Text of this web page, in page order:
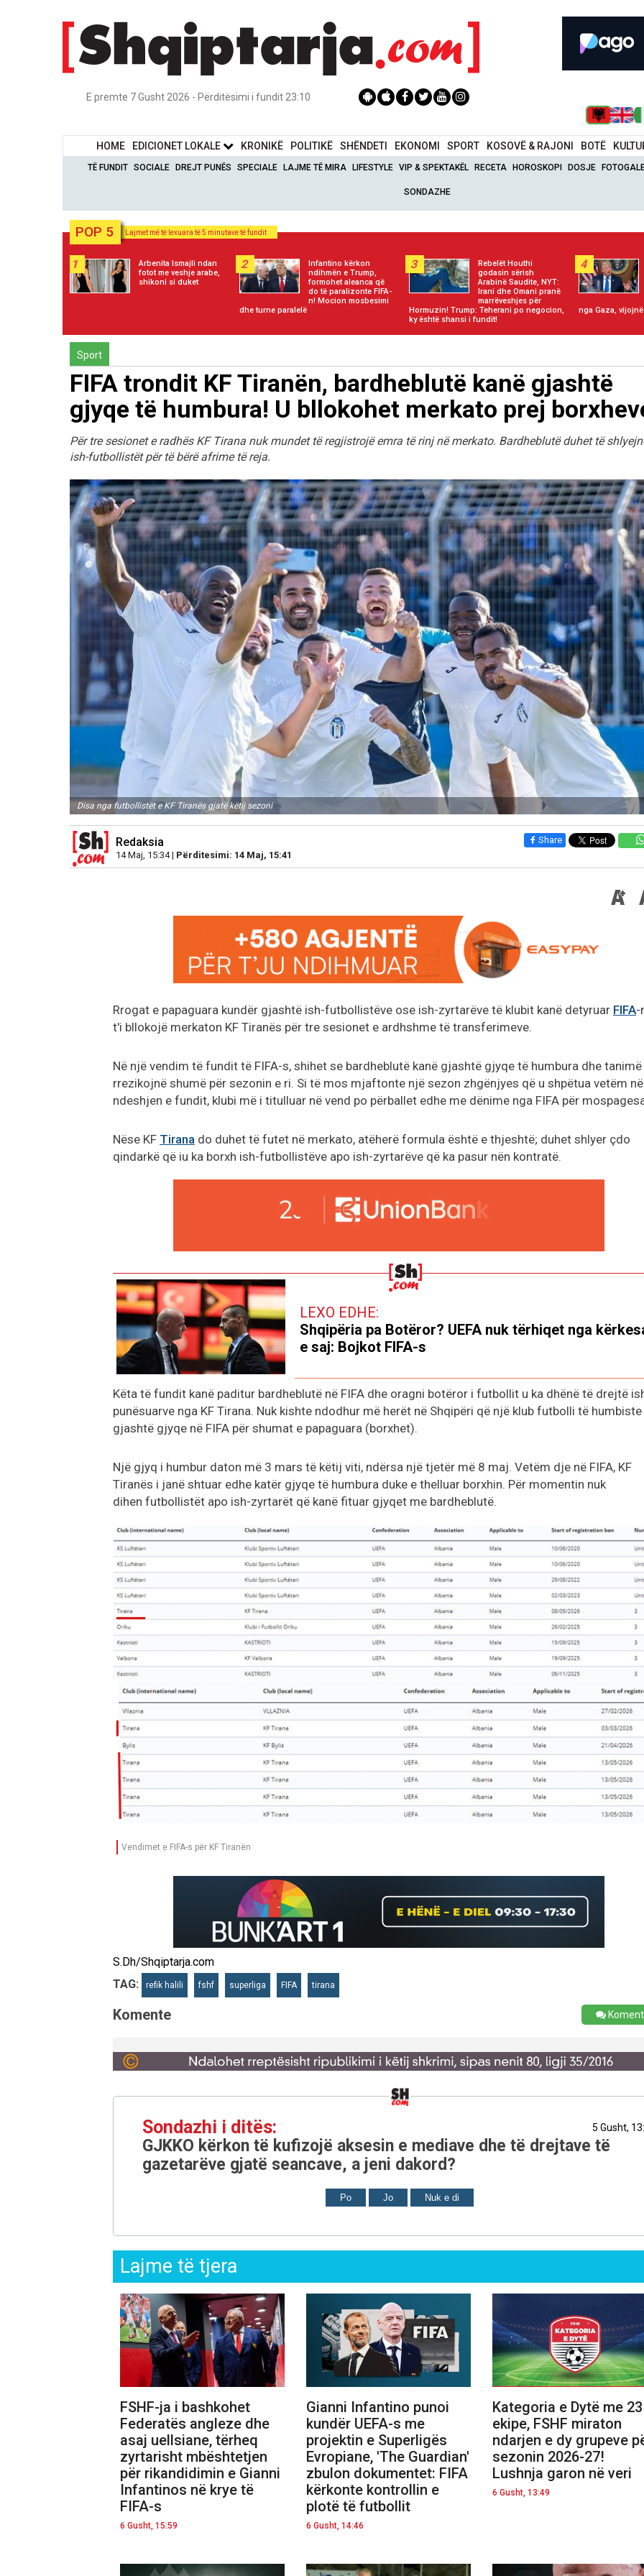
E premte 7 Gusht 2026 - Përditësimi i fundit 23:10
HOME EDICIONET LOKALE KRONIKË POLITIKË SHËNDETI EKONOMI SPORT KOSOVË & RAJONI BOTË
TË FUNDIT SOCIALE DREJT PUNËS SPECIALE LAJME TË MIRA LIFESTYLE VIP & SPEKTAKËL RECETA HOROSKOPI DOSJE
SONDAZHE
POP 5 Lajmet më të lexuara të 5 minutave të fundit
1
Arbenita Ismajli ndan
fotot me veshje arabe,
shikoni si duket
2
Infantino kërkon
ndihmën e Trump,
formohet aleanca që
do të paralizonte FIFA-
n! Mocion mosbesimi
dhe turne paralelë
3
Rebelët Houthi
godasin sërish
Arabinë Saudite, NYT:
Irani dhe Omani pranë
marrëveshjes për
Hormuzin! Trump: Teherani po negocion,
ky është shansi i fundit!
4
nga Gaza,
Sport
FIFA trondit KF Tiranën, bardheblutë kanë gjashtë
gjyqe të humbura! U bllokohet merkato prej
Për tre sesionet e radhës KF Tirana nuk mundet të regjistrojë emra të rinj në merkato. Bardheblutë duhet të
ish-futbollistët për të bërë afrime të reja.
Disa nga futbollistët e KF Tiranës gjatë këtij sezoni
Redaksia
14 Maj, 15:34 | Përditesimi: 14 Maj, 15:41
Share
Rrogat e papaguara kundër gjashtë ish-futbollistëve ose ish-zyrtarëve të klubit kanë detyruar FIFA-
t'i bllokojë merkaton KF Tiranës për tre sesionet e ardhshme të transferimeve.
Në një vendim të fundit të FIFA-s, shihet se bardheblutë kanë gjashtë gjyqe të humbura dhe tanimë
rrezikojnë shumë për sezonin e ri. Si të mos mjaftonte një sezon zhgënjyes që u shpëtua vetëm në
ndeshjen e fundit, klubi më i titulluar në vend po përballet edhe me dënime nga FIFA për
Nëse KF Tirana do duhet të futet në merkato, atëherë formula është e thjeshtë; duhet shlyer çdo
qindarkë që iu ka borxh ish-futbollistëve apo ish-zyrtarëve që ka pasur nën kontratë.
LEXO EDHE:
Shqipëria pa Botëror? UEFA nuk tërhiqet nga
e saj: Bojkot FIFA-s
Këta të fundit kanë paditur bardheblutë në FIFA dhe oragni botëror i futbollit u ka dhënë të drejtë
punësuarve nga KF Tirana. Nuk kishte ndodhur më herët në Shqipëri që një klub futbolli të humbiste
gjashtë gjyqe në FIFA për shumat e papaguara (borxhet).
Një gjyq i humbur daton më 3 mars të këtij viti, ndërsa një tjetër më 8 maj. Vetëm dje në FIFA, KF
Tiranës i janë shtuar edhe katër gjyqe të humbura duke e thelluar borxhin. Për momentin nuk
dihen futbollistët apo ish-zyrtarët që kanë fituar gjyqet me bardheblutë.
Vendimet e FIFA-s për KF Tiranën
S.Dh/Shqiptarja.com
TAG:
refik halili fshf superliga FIFA tirana
Komente
Sondazhi i ditës: 5 Gusht,
GJKKO kërkon të kufizojë aksesin e mediave dhe të drejtave të
gazetarëve gjatë seancave, a jeni dakord?
Po Jo Nuk e di
Lajme të tjera
FSHF-ja i bashkohet
Federatës angleze dhe
asaj uellsiane, tërheq
zyrtarisht mbështetjen
për rikandidimin e Gianni
Infantinos në krye të
FIFA-s
6 Gusht, 15:59
Gianni Infantino punoi
kundër UEFA-s me
projektin e Superligës
Evropiane, 'The Guardian'
zbulon dokumentet: FIFA
kërkonte kontrollin e
plotë të futbollit
6 Gusht, 14:46
Kategoria e Dytë me 23
ekipe, FSHF miraton
ndarjen e dy grupeve
sezonin 2026-27!
Lushnja garon në veri
6 Gusht, 13:49